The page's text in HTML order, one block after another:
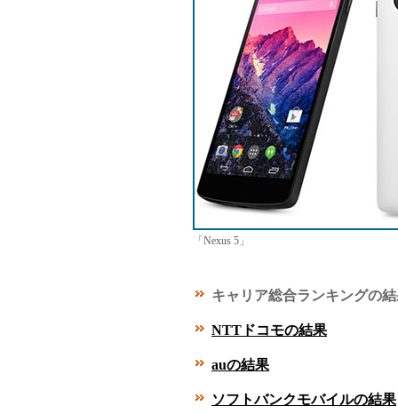
「Nexus 5」
キャリア総合ランキングの
NTTドコモの結果
auの結果
ソフトバンクモバイルの結果